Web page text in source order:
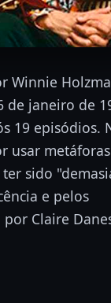
Winnie
de janeiro de
19 episódios.
usar
sido
e pelos
Claire